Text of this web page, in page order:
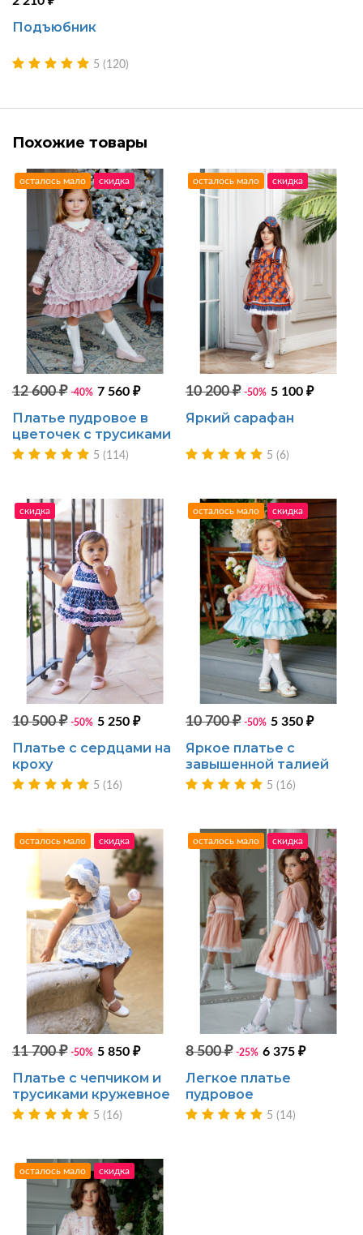
Подъюбник
5 (120)
Похожие товары
осталось мало скидка
12 600 ₽ -40% 7 560 ₽
Платье пудровое в
цветочек с трусиками
5 (114)
осталось мало скидка
10 200 ₽ -50% 5 100 ₽
Яркий сарафан
5 (6)
скидка
10 500 ₽ -50% 5 250 ₽
Платье с сердцами на
кроху
5 (16)
осталось мало скидка
10 700 ₽ -50% 5 350 ₽
Яркое платье с
завышенной талией
5 (16)
осталось мало скидка
11 700 ₽ -50% 5 850 ₽
Платье с чепчиком и
трусиками кружевное
5 (16)
осталось мало скидка
8 500 ₽ -25% 6 375 ₽
Легкое платье
пудровое
5 (14)
осталось мало скидка